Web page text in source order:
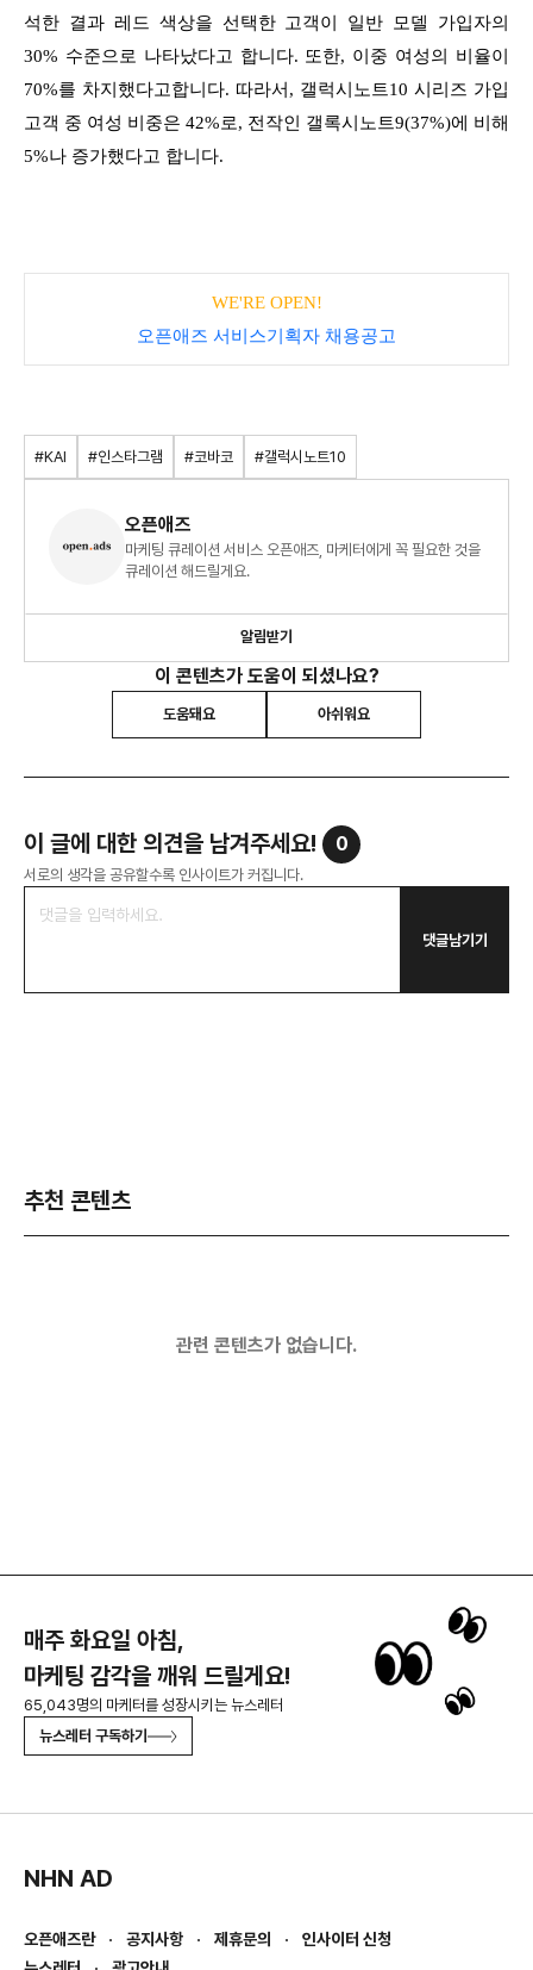
석한 결과 레드 색상을 선택한 고객이 일반 모델 가입자의
30% 수준으로 나타났다고 합니다. 또한, 이중 여성의 비율이
70%를 차지했다고합니다. 따라서, 갤럭시노트10 시리즈 가입
고객 중 여성 비중은 42%로, 전작인 갤록시노트9(37%)에 비해
5%나 증가했다고 합니다.
WE'RE OPEN!
오픈애즈 서비스기획자 채용공고
#KAI #인스타그램 #코바코 #갤럭시노트10
오픈애즈
마케팅 큐레이션 서비스 오픈애즈, 마케터에게 꼭 필요한 것을
큐레이션 해드릴게요.
알림받기
이 콘텐츠가 도움이 되셨나요?
도움돼요 아쉬워요
이 글에 대한 의견을 남겨주세요! 0
서로의 생각을 공유할수록 인사이트가 커집니다.
댓글남기기
추천 콘텐츠
관련 콘텐츠가 없습니다.
매주 화요일 아침,
마케팅 감각을 깨워 드릴게요!
65,043명의 마케터를 성장시키는 뉴스레터
뉴스레터 구독하기
NHN AD
오픈애즈란 공지사항 제휴문의
인사이터 신청